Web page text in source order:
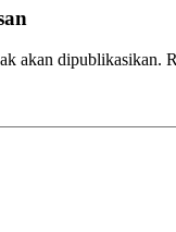
akan dipublikasikan.